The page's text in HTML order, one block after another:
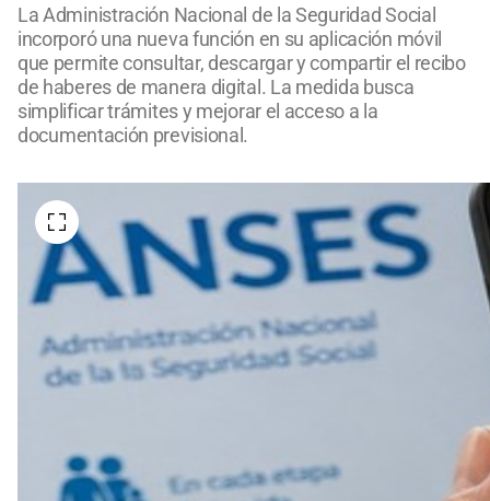
La Administración Nacional de la Seguridad Social
incorporó una nueva función en su aplicación móvil
que permite consultar, descargar y compartir el recibo
de haberes de manera digital. La medida busca
simplificar trámites y mejorar el acceso a la
documentación previsional.